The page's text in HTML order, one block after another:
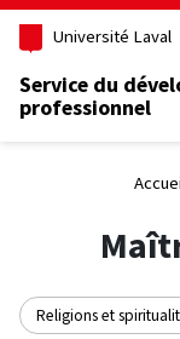
Aller au contenu
Université Laval
Service du
professionnel
Religions et